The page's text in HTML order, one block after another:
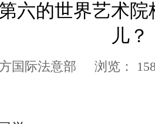
六的世界艺术
儿？
国际法意部 浏览：